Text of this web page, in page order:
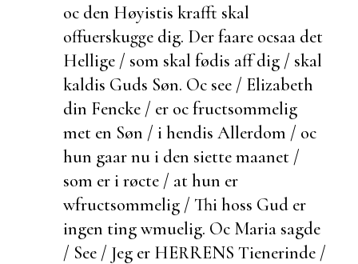
oc den Høyistis krafft skal
offuerskugge dig. Der faare ocsaa det
Hellige / som skal fødis aff dig / skal
kaldis Guds Søn. Oc see / Elizabeth
din Fencke / er ocfructsommelig
met en Søn / i hendis Allerdom / oc
hun gaar nu i den siette maanet /
som er i røcte / at hun er
wfructsommelig / Thi hoss Gud er
ingen ting wmuelig. Oc Maria sagde
/ See / Jeg er HERRENS Tienerinde /